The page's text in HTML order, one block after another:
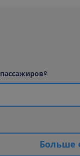
пассажиров?
Больше